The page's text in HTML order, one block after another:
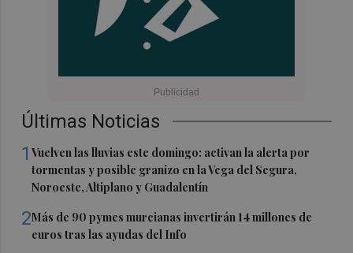
Últimas Noticias
1Vuelven las lluvias este domingo: activan la alerta por
tormentas y posible granizo en la Vega del Segura,
Noroeste, Altiplano y Guadalentín
2Más de 90 pymes murcianas invertirán 14 millones de
euros tras las ayudas del Info